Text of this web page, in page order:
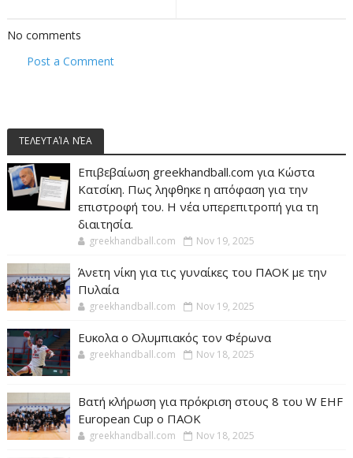
No comments
Post a Comment
ΤΕΛΕΥΤΑΊΑ ΝΈΑ
Επιβεβαίωση greekhandball.com για Κώστα
Κατσίκη. Πως ληφθηκε η απόφαση για την
επιστροφή του. Η νέα υπερεπιτροπή για τη
διαιτησία.
greekhandball.com Nov 19, 2025
Άνετη νίκη για τις γυναίκες του ΠΑΟΚ με την
Πυλαία
greekhandball.com Nov 19, 2025
Ευκολα ο Ολυμπιακός τον Φέρωνα
greekhandball.com Nov 18, 2025
Βατή κλήρωση για πρόκριση στους 8 του W EHF
European Cup ο ΠΑΟΚ
greekhandball.com Nov 18, 2025